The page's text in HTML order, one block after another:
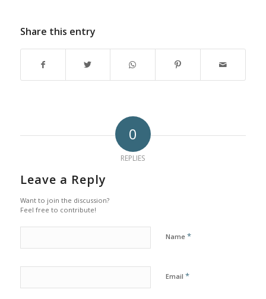
Share this entry
0
REPLIES
Leave a Reply
Want to join the discussion?
Feel free to contribute!
Name *
Email *